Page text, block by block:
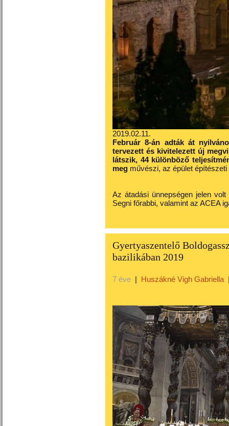
2019.02.11.
Február 8-án adták át
tervezett és kivitelezett új
látszik, 44 különböző
meg művészi, az épület
Az átadási ünnepségen jelen
Segni főrabbi, valamint az ACEA
Gyertyaszentelő
bazilikában 2019
7 éve | Huszákné Vigh Gabriella